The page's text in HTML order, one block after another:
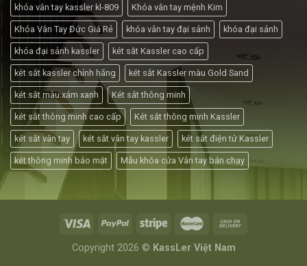
khóa vân tay kassler kl-809 Khóa vân tay mệnh Kim
Khóa Vân Tay Đức Giá Rẻ khóa vân tay đại sảnh khóa đại sảnh
khóa đại sảnh kassler két sắt Kassler cao cấp
két sắt kassler chính hãng két sắt Kassler màu Gold Sand
két sắt màu xám xanh Két sắt thông minh
két sắt thông minh cao cấp Két sắt thông minh Kassler
két sắt vân tay két sắt vân tay kassler két sắt điện tử Kassler
két thông minh bảo mật Mẫu khóa cửa Vân tay bán chạy
Copyright 2026 © KassLer Việt Nam